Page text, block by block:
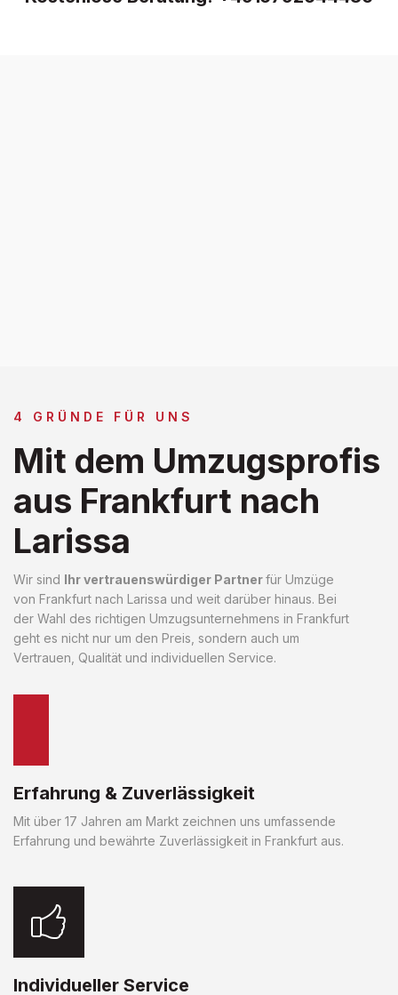
4 GRÜNDE FÜR UNS
Mit dem Umzugsprofis
aus Frankfurt nach
Larissa
Wir sind Ihr vertrauenswürdiger Partnerfür Umzüge
von Frankfurt nach Larissa und weit darüber hinaus. Bei
der Wahl des richtigen Umzugsunternehmens in Frankfurt
geht es nicht nur um den Preis, sondern auch um
Vertrauen, Qualität und individuellen Service.
Erfahrung & Zuverlässigkeit
Mit über 17 Jahren am Markt zeichnen uns umfassende
Erfahrung und bewährte Zuverlässigkeit in Frankfurt aus.
Individueller Service